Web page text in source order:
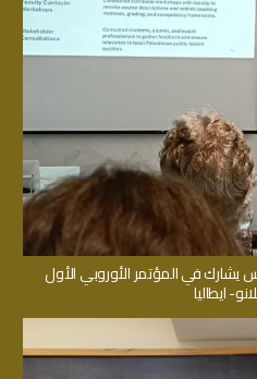
يشارك في المؤتمر الأوروبي الأول
ايطاليا